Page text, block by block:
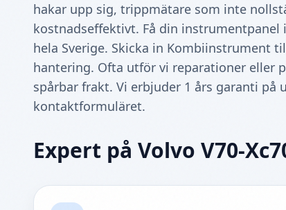
hakar upp sig, trippmätare som inte
kostnadseffektivt. Få din
hela Sverige. Skicka in Kombiinstrument
hantering. Ofta utför vi reparationer eller
spårbar frakt. Vi erbjuder 1 års garanti
kontaktformuläret.
Expert på Volvo V70-